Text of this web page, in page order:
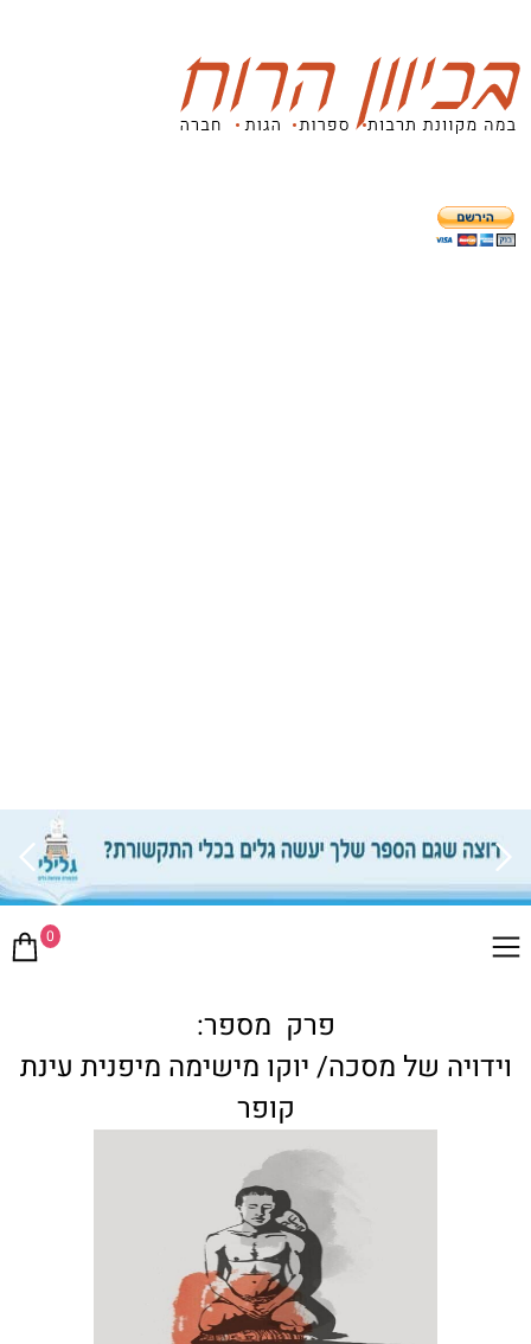
0
פרק מספר:
וידויה של מסכה/ יוקו מישימה מיפנית עינת
קופר